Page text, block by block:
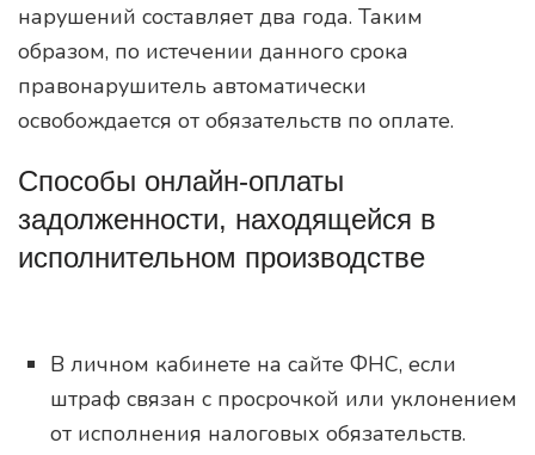
нарушений составляет два года. Таким
образом, по истечении данного срока
правонарушитель автоматически
освобождается от обязательств по оплате.
Способы онлайн-оплаты
задолженности, находящейся в
исполнительном производстве
В личном кабинете на сайте ФНС, если
штраф связан с просрочкой или уклонением
от исполнения налоговых обязательств.